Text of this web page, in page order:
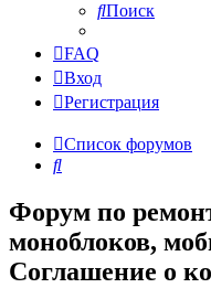
Поиск
FAQ
Вход
Регистрация
Список форумов
Поиск
Форум по
моноблоков,
Соглашение о